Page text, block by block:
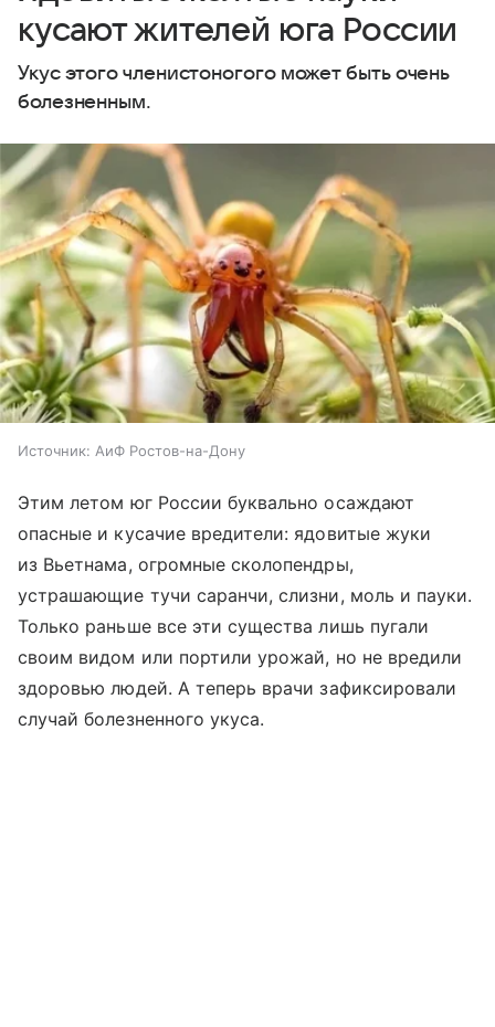
кусают жителей юга России
Укус этого членистоногого может быть очень
болезненным.
Источник: АиФ Ростов-на-Дону
Этим летом юг России буквально осаждают
опасные и кусачие вредители: ядовитые жуки
из Вьетнама, огромные сколопендры,
устрашающие тучи саранчи, слизни, моль и пауки.
Только раньше все эти существа лишь пугали
своим видом или портили урожай, но не вредили
здоровью людей. А теперь врачи зафиксировали
случай болезненного укуса.